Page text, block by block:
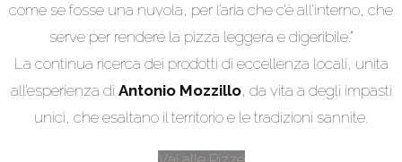
come se fosse una nuvola, per l’aria che c’è all’interno, che
serve per rendere la pizza leggera e digeribile.”
La continua ricerca dei prodotti di eccellenza locali, unita
all’esperienza di Antonio Mozzillo, da vita a degli impasti
unici, che esaltano il territorio e le tradizioni sannite.